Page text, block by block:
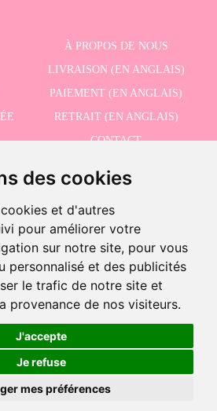
des cookies
et d'autres
pour améliorer votre
sur notre site, pour vous
personnalisé et des publicités
le trafic de notre site et
provenance de nos visiteurs.
J'accepte
Je refuse
mes préférences
À PROPOS DE NOUS
LIVRAISON (EN ANGLAIS)
PAIEMENT (EN ANGLAIS)
RETRAIT (EN ANGLAIS)
CONTACT
la politique de confidentialité
droits sont réservés.
.
de cookies (en anglais)